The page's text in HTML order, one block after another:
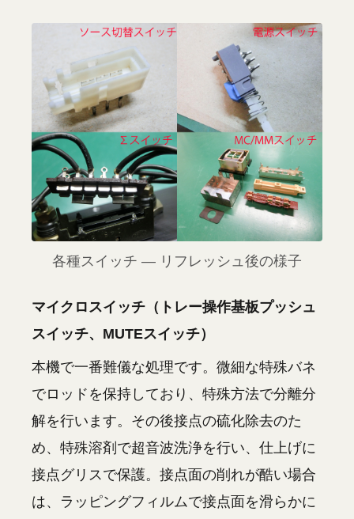
各種スイッチ — リフレッシュ後の様子
マイクロスイッチ（トレー操作基板プッシュ
スイッチ、MUTEスイッチ）
本機で一番難儀な処理です。微細な特殊バネ
でロッドを保持しており、特殊方法で分離分
解を行います。その後接点の硫化除去のた
め、特殊溶剤で超音波洗浄を行い、仕上げに
接点グリスで保護。接点面の削れが酷い場合
は、ラッピングフィルムで接点面を滑らかに